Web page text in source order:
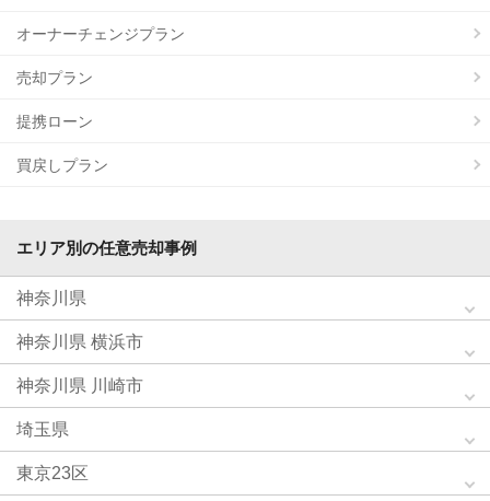
オーナーチェンジプラン
売却プラン
提携ローン
買戻しプラン
エリア別の任意売却事例
神奈川県
神奈川県 横浜市
神奈川県 川崎市
埼玉県
東京23区